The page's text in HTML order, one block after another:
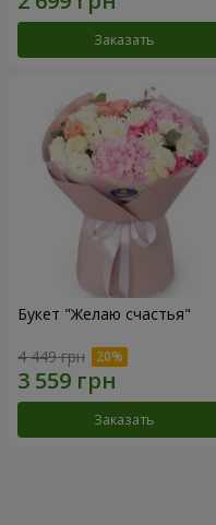
Заказать
Букет "Желаю счастья"
4 449 грн
Заказать